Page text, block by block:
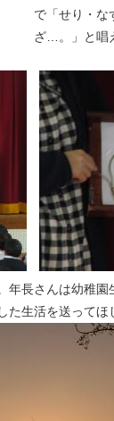
で「せり・な
ざ…。」と唱
長さんは幼稚園
生活を送ってほ